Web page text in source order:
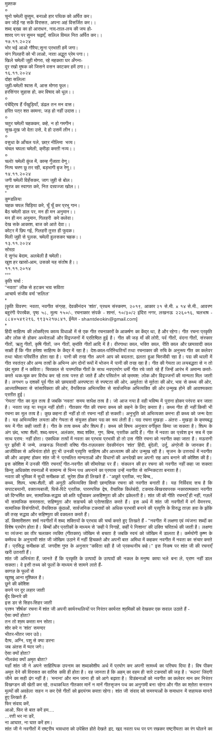
मुक्तक
०
चुनो चमेली कुसुम, बनाओ हार पथिक को अर्पित कर।
कर जोड़ें गह सकें विरासत, अपना अहं विसर्जित कर।।
शब्द ब्रह्म का हो आराधन, नाद-ताल-लय की जय हो-
शारद पग पर सुमन चढ़ाएँ, सलिल विमल नित अर्पित कर।।
१७.११.२०२४
भोर भई आओ गौरैया,सुना प्रभाती हमें जगा।
संग गिलहरी को भी लाओ, नाता अद्भुत प्रेम पगा।।
खिले चमेली जुही मोगरा, रहे महकता घर अँगना-
दूर रखो मूषक को जिसने वसन काटकर हमें ठगा।।
१६.११.२०२४
दोहा सलिला
जुही-चमेली श्वास में, आस मोगरा फूल।
हरसिंगार सुहास हो, कर विषाद को धूल।।
०
पंचेंद्रिय हैं पँखुड़ियाँ, डंढल तन मन वास।
हरित पत्र शत कामना, जड़ हो नहीं उदास।।
०
चतुर चमेली चहककर, कहे, न हो गमगीन।
सुख-दुख जो देता उसे, दे हो उसमें लीन।।
०
वसुधा के आँचल पले, छत्र नीलिमा भव्य।
चंचल चपला चमेली, क्रीड़ा करती नव्य।।
०
चलो! चमेली कुंज में, कान्ह गुँजाता वेणु।
नित्य चरण छू तर रही, बड़भागी बृज रेणु।।
१४.११.२०२४
जगी चमेली विहँसकर, जाग जुही से बोल।
सूरज का स्वागत करे, नित दरवज्जा खोल।।
°
कुण्डलिया
चहक चपल चिड़िया करे, चूँ चूँ कर प्रभु गान।
बैठ चमेली डाल पर, मन ही मन अनुमान।।
मन ही मन अनुमान, गिलहरी करे कलेवा।
देख सके आकाश, बाज को आते देवा।।
कोटर में छिप गई, गिलहरी तुरत ही फुदक।
मिली जुही से पुलक, चमेली हुलसकर चहक।।
१३.११.२०२४
सोरठा
दे सुगंध बेदाम, अलबेली है चमेली।
खुश हर खासो-आम, उसको यह संतोष है।।
११.११.२०१४
°°°
कृति चर्चा :
''नवता'' लीक से हटकर भाव सविता
आचार्य संजीव वर्मा 'सलिल'
*
[कृति विवरण: नवता, नवगीत संग्रह, देवकीनंदन 'शांत', प्रथम संस्करण, २०१९, आकार २१ से.मी. x १४ से.मी., आवरण
बहुरंगी पेपरबैक, पृष्ठ ५८, मूल्य १५०/-, रचनाकार संपर्क - शान्तं, १०/३०/२ इंदिरा नगर, लखनऊ २२६०१६, चलभाष -
८८४०५४९२९६, ९९३५२१७८४१, ईमेल - shantdeokin@gmail.com]
*
हिंदी साहित्य की लोकप्रिय काव्य विधाओं में से एक गीत रचनाकारों के आकर्षण का केंद्र था, है और रहेगा। गीत रचना प्रकृति
और लोक से होकर अध्येताओं और विद्वज्जनों में प्रतिष्ठित हुई है। गीत की जड़ माँ की लोरी, पर्व गीतों, वंदना गीतों, संस्कार
गीतों, ऋतु गीतों, कृषि गीतों, जन गीतों, क्रांति गीतों आदि में है। वीरगाथा काल, भक्ति काल, रीति काल और छायावादी काल
साक्षी हैं कि गीत हमेशा साहित्य के केंद्र में रहा है। देश-काल-परिस्थितियों तथा रचनाकार की रुचि के अनुरूप गीत का कलेवर
तथा चोला परिवर्तित होता रहा है। पानी की तरह गीत अपने आप को बदलता, ढलता हुआ चिरजीवी रहा है। पद्य की थाली में
गीत स्वतंत्र और अन्य तत्वों के अभिन्न अंग दोनों रूपों में भोजन में पानी की तरह रहा है। गीत की गेयता ला लयबद्धता से न तो
छंद मुक्त हैं न कविता। चिरकाल से पारम्परिक गीतों के साथ नवप्रयोग धर्मी गीत रचे जाते रहे हैं जिन्हें आरंभ में अमान्य करते-
करते थक-चूक कर विरोध कर रहे तत्व पस्त हो जाते हैं और परिवर्तन को क्रमश: लोक और विद्वज्जनों की मान्यता मिल जाती
है। लगभग ७ दशकों पूर्व गीत को छायावादी अस्पष्टता से स्पष्टता की ओर, अमूर्तता से मूर्तता की ओर, भाव से कथ्य की ओर,
आध्यात्मिकता से सांसारिकता की ओर, वैयक्तिक अभिव्यक्ति से सार्वजनिक अभिव्यक्ति की ओर उन्मुख होने की आवश्यकता
प्रतीत हुई।
'गेयता' गीत का मूल तत्व है जबकि 'नवता' समय सापेक्ष तत्व है। जो आज नया है वही भविष्य में पुराना होकर परंपरा बन जाता
है। नवता जड़ या स्थूल नहीं होती। गीतकार गीत की रचना कथ्य को कहने के लिए करता है। कथ्य गीत ही नहीं किसी भी
रचना का मूल तत्व है। कुछ कहना ही नहीं हो तो रचना नहीं हो सकती। अनुभूति को अभिव्यक्त करना ही कथ्य को जन्म देता
है। यह अभिव्यक्ति लयता और गेयता से संयुक्त होकर पद्य का रूप लेती है। पद्य रचना मुखड़ा - अंतरा - मुखड़ा के क्रमबद्ध
रूप में गीत कही जाती है। गीत के तत्व कथ्य और शिल्प हैं। कथ्य को विषय अनुसार वर्गीकृत किया जा सकता है। शिल्प के
अंग छंद, भाषा शैली, शब्द-चयन, अलंकार, शब्द शक्ति, गुण, बिम्ब, प्रतीक आदि हैं। गीत में नवता का प्रवेश इन सब में एक
साथ प्राय: नहीं होता। एकाधिक तत्वों में नवता का प्रभाव प्रभावी हो तो उस गीति रचना को नवगीत कहा जाता है। मऊरानी
पुर झाँसी में जन्मे, लखनऊ निवासी वरिष्ठ गीत-ग़ज़लकार देवकीनंदन 'शांत' हिंदी, बुंदेली, उर्दू, अंग्रेजी के जानकर हैं।
आजीविका से अभियंता होते हुए भी उनकी प्रवृत्ति साहित्य और आध्यात्म की ओर उन्मुख रही है। सृजन के उत्तरार्ध में नवगीत
की और आकृष्ट होकर शांत जी ने प्रचलित मान्यताओं और विधानों की अनदेखी कर अपनी राह आप बनाने की कोशिश की है।
इस कोशिश में उनकी गीति रचनाएँ गीत-नवगीत की सीमारेखा पर हैं। संकलन की हर रचना को नवगीत नहीं कहा जा सकता
किन्तु अधिकांश रचनाओं में सामान्य से भिन्न पथ अपनाने का प्रयास उन्हें नवगीत से सन्निकटता बनाता है।
नवता की भूमिका में सुधी समीक्षक डॉ. सुरेश ठीक ही लिखते हैं - "अछूते प्रतीक, नए बिम्ब,,
कथ्य, शिल्प, भाषा-शैली, की अनूठी अभिव्यक्ति किसी छान्दसिक रचना को नवगीत बनाती है। यह निर्विवाद सच है कि
सपाटबयानी, वक्तव्यबाजी, घिसे-पिटे प्रतीक, पारस्परिक द्वेष, वैचारिक किलेबंदी, टकराव-बिखरावपरक नकारात्मकता नवगीत
को दिग्भर्मित कर, सामाजिक-सद्भाव को क्षति पहुँचाकर असहिष्णुता की और ढकेलती है। शांत जी की गीति रचनाएँ ही नहीं, गज़लें
भी सामाजिक समरसता, सहिष्णुता और साहचर्य को प्रोत्साहित करते हैं। इस अर्थ में शांत जी नवगीतों में वर्ग वैमनस्य,
सामाजिक विसंगतियों, वैयक्तिक कुंठाओं, सार्वजनिक टकरावों को अधिक प्रभावी बनाने की प्रवृत्ति के विरुद्ध ताज़ा हवा के झोंके
की तरह सद्भाव और सहिष्णुता की वकालत करते हैं।
डॉ. किशारीशरण शर्मा नवगीतों में शब्द शक्तियों के प्रभाव की चर्चा करते हुए लिखते हैं - "नवगीत में लक्षणा एवं व्यंजना शब्दों का
विशेष प्रयोग होता है। बिम्बों और प्रतीकों के माध्यम से 'कही पे निगाहें, कहीं पे निशाना' की उक्ति चरितार्थ की जाती है। लक्षणा
या व्यंजना का तीर चलाकर व्यक्ति (गीतकार) जोखिम से बचता है जबकि स्वयं को जोखिम में डालता है। कर्मयोगी कृष्ण के
कर्मपथ के अनुयायी शांत जी जोखिम उठाने में नहीं हिचकते और अपनी बात अमिधा में कहकर नवगीत में नवता का संचार करते
हैं। प्रसिद्ध समीक्षक डॉ. जगदीश गुप्त के अनुसार "कविता वही है जो प्रकथनीय कहे।" इस निकष पर शांत जी की रचनाएँ
खरी उतरती हैं।
शांत जी अभियंता हैं, जानते हैं कि प्रकृति के उत्पादों के उत्पादों की नकल के मनुष्य काया भले बना ले, प्राण नहीं डाल
सकता। वे इसी तथ्य को फूलों के माध्यम से सामने लाते हैं-
कागज़ के फूलों से
खुशबू आना मुश्किल है।
छूने की कोशिश
करने पर दूर लहार जाती
बूँद किनारे की
इस डर से सिहर-सिहर जाती
प्रश्न 'शीर्षक' रचना में शांत जी अपनी कार्यस्थलियों पर निरंतर कार्यरत श्रमिकों को देखकर एक सवाल उठाते हैं -
ऐसा क्यों होता?
तन तो श्रम करता मन सोता।
शोर करे न 'शांत' समन्दर
भीतर-भीतर ज्वर उठे।
दैत्य, अग्नि, पशु से क्या डरना
जब अंतस में प्यार जगे।
ऐसा क्यों होता?
नीलकंठ क्यों अमृत बोता?
यहाँ शांत जी ने अपने साहित्यिक उपनाम का शब्दकोशीय अर्थ में प्रयोग कर अपनी सामर्थ्य का परिचय दिया है। विष पीकर
अमृत देने की विरासत का वारिस कवि ही होता है। वह जानता है कि अहम् का वहम ही सारे टकरावों की जड़ है। 'रूठना' जिंदगी
जीने का सही ढंग नहीं है। 'मनाना' और मान जाना ही को आगे बढ़ाता है। विडंबनाओं को नवगीत का कलेवर मान कर निरंतर
विखण्डन की खेती कर रहे, तथाकथित गीतकार मानें न मानें गीतसृजन पथ का अनुगामी बना रहेगा और गीत का श्रोता सनातन
मूल्यों की अवहेला सहन न कर ऐसे गीतों को हृदयंगम करता रहेगा। शांत जी संवाद को समस्याओं के समाधान में सहायक मानते
हुए लिखते हैं-
फिर संवाद करें,
आओ, फिर से बात करें हम....
...रत्ती भर ना डरें,
ना आघात, ना घात करें हम।
शांत जी ने नवगीतों में राष्ट्रीय भावधारा को उपेक्षित होते देखते हुए, खुद नवता पथ पर पग रखकर राष्ट्रीयता का रंग घोलने का